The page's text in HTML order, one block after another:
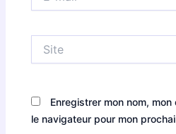
mail*
Enregistrer mon nom,
le navigateur pour mon